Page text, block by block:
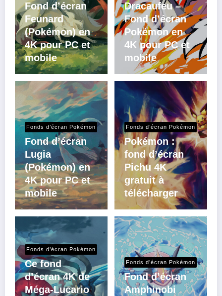
Fond d’écran
Feunard
(Pokémon) en
4K pour PC et
mobile
Dracaufeu –
Fond d’écran
Pokémon en
4K pour PC et
mobile
Fonds d’écran Pokémon
Fond d’écran
Lugia
(Pokémon) en
4K pour PC et
mobile
Fonds d’écran Pokémon
Pokémon :
fond d’écran
Pichu 4K
gratuit à
télécharger
Fonds d’écran Pokémon
Ce fond
d’écran 4K de
Méga-Lucario
Fonds d’écran Pokémon
Fond d’écran
Amphinobi